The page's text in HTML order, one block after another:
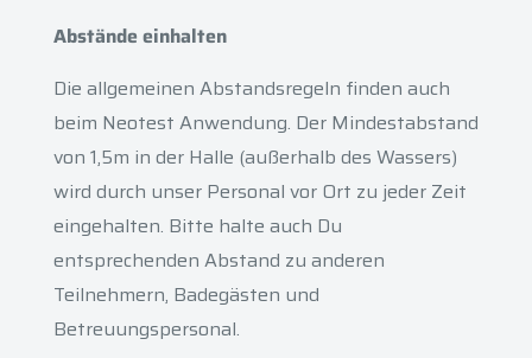
Abstände einhalten
Die allgemeinen Abstandsregeln finden auch
beim Neotest Anwendung. Der Mindestabstand
von 1,5m in der Halle (außerhalb des Wassers)
wird durch unser Personal vor Ort zu jeder Zeit
eingehalten. Bitte halte auch Du
entsprechenden Abstand zu anderen
Teilnehmern, Badegästen und
Betreuungspersonal.